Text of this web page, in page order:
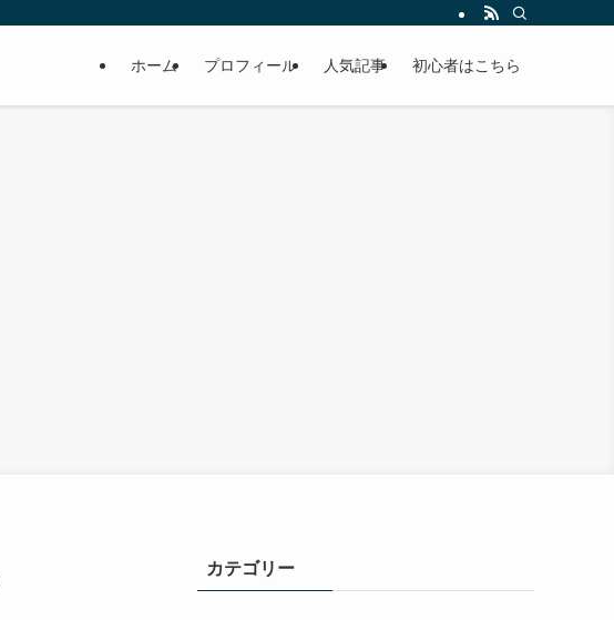
ホーム プロフィール 人気記事 初心者はこちら
カテゴリー